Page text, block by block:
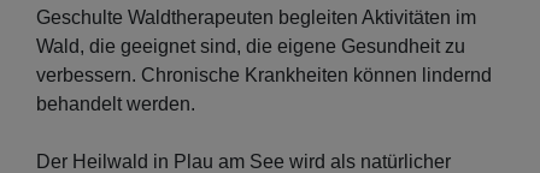
Geschulte Waldtherapeuten begleiten Aktivitäten im
Wald, die geeignet sind, die eigene Gesundheit zu
verbessern. Chronische Krankheiten können lindernd
behandelt werden.
Der Heilwald in Plau am See wird als natürlicher